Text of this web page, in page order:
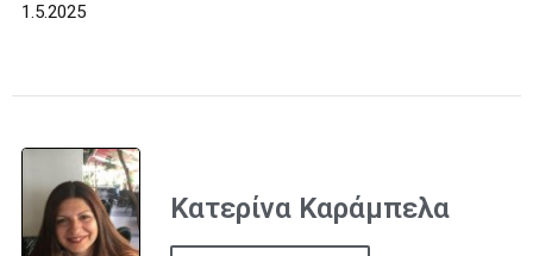
1.5.2025
Κατερίνα Καράμπελα